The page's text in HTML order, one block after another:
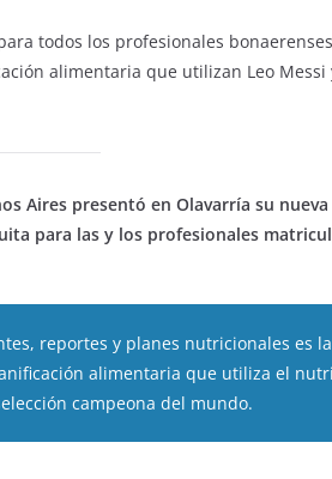
todos los profesionales
alimentaria que utilizan Leo Messi
Aires presentó en Olavarría su
para las y los profesionales
reportes y planes nutricionales es
alimentaria que utiliza el
campeona del mundo.